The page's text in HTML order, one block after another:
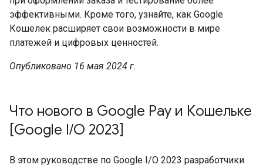
эффективными. Кроме того, узнайте, как Google
Кошелек расширяет свои возможности в мире
платежей и цифровых ценностей.
Опубликовано 16 мая 2024 г.
Что нового в Google Pay и Кошельке
[Google I/O 2023]
В этом руководстве по Google I/O 2023 разработчики